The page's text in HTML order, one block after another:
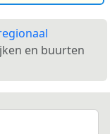
en buurten